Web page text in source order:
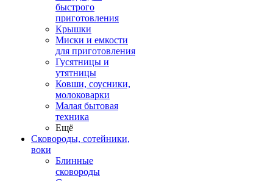
быстрого
приготовления
Крышки
Миски и емкости
для приготовления
Гусятницы и
утятницы
Ковши, соусники,
молоковарки
Малая бытовая
техника
Ещё
Сковороды, сотейники,
воки
Блинные
сковороды